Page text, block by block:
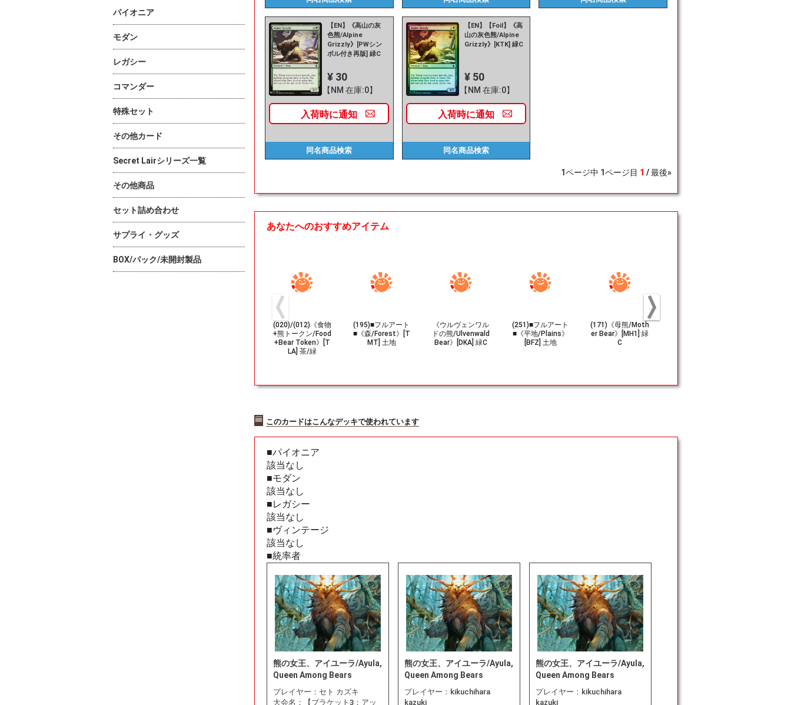
【EN】《高山の灰
色熊/Alpine
Grizzly》[PWシン
ボル付き再版] 緑C
¥ 30
【NM 在庫:0】
入荷時に通知
同名商品検索
【EN】【Foil】《高
山の灰色熊/Alpine
Grizzly》[KTK] 緑C
¥ 50
【NM 在庫:0】
入荷時に通知
同名商品検索
1ページ中 1ページ目 1 最後»
あなたへのおすすめアイテム
(020)/(012)《食物
+熊トークン/Food
+Bear Token》[T
LA] 茶/緑
(195)■フルアート
■《森/Forest》[T
MT] 土地
《ウルヴェンワル
ドの熊/Ulvenwald
Bear》[DKA] 緑C
(251)■フルアート
■《平地/Plains》
[BFZ] 土地
(171)《母熊/Moth
er Bear》[MH1] 緑
C
このカードはこんなデッキで使われています
■パイオニア
該当なし
■モダン
該当なし
■レガシー
該当なし
■ヴィンテージ
該当なし
■統率者
熊の女王、アイユーラ/Ayula,
Queen Among Bears
プレイヤー： セト カズキ
大会名：
【ブラケット3：アッ
熊の女王、アイユーラ/Ayula,
Queen Among Bears
プレイヤー： kikuchihara
kazuki
熊の女王、アイユーラ/Ayula,
Queen Among Bears
プレイヤー： kikuchihara
kazuki